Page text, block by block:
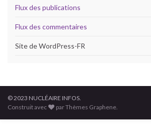
Flux des publications
Flux des commentaires
Site de WordPress-FR
© 2023 NUCLÉAIRE INFOS.
Construit avec
par Thèmes Graphene.